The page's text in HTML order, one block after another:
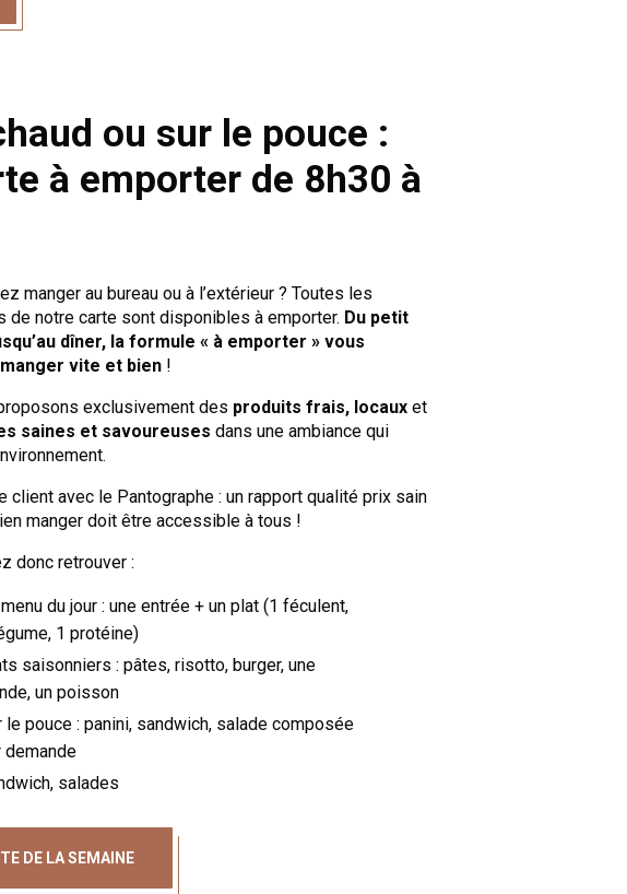
ou sur le pouce :
à emporter de 8h30 à
manger au bureau ou à l’extérieur ? Toutes les
de notre carte sont disponibles à emporter. Du petit
dîner, la formule « à emporter » vous
vite et bien !
exclusivement des produits frais, locaux et
saines et savoureuses dans une ambiance qui
client avec le Pantographe : un rapport qualité prix sain
manger doit être accessible à tous !
donc retrouver :
du jour : une entrée + un plat (1 féculent,
1 protéine)
saisonniers : pâtes, risotto, burger, une
un poisson
le pouce : panini, sandwich, salade composée
demande
salades
DE LA SEMAINE